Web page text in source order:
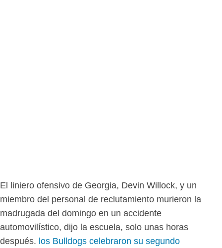
El liniero ofensivo de Georgia, Devin Willock, y un
miembro del personal de reclutamiento murieron la
madrugada del domingo en un accidente
automovilístico, dijo la escuela, solo unas horas
después. los Bulldogs celebraron su segundo